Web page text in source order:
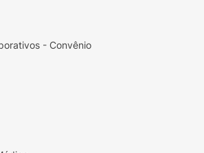
seus sonhos. Venha
da mudança e inicie sua
Adquira seu exemplar e
rumo à sua nova vida!
- Convênio